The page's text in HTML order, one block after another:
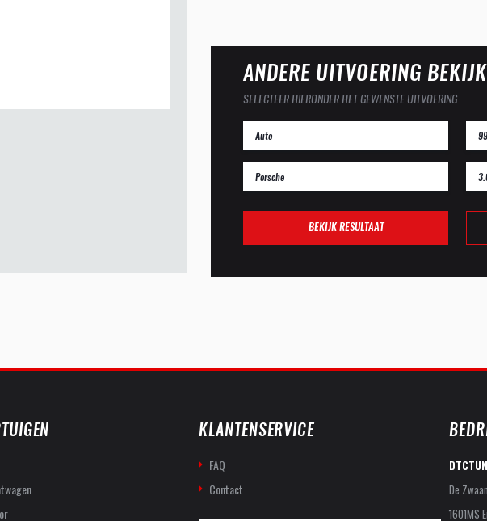
ANDERE UITVOERING
SELECTEER HIERONDER HET GEWENSTE UITVOERING
BEKIJK RESULTAAT
KLANTENSERVICE
FAQ
Contact
De Zwaan
1601MS